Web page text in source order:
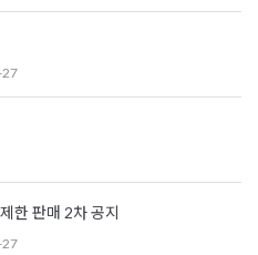
27
한 판매 2차 공지
27